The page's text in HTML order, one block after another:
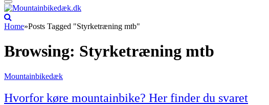
Home»Posts Tagged "Styrketræning mtb"
Browsing: Styrketræning mtb
Mountainbikedæk
Hvorfor køre mountainbike? Her finder du svaret